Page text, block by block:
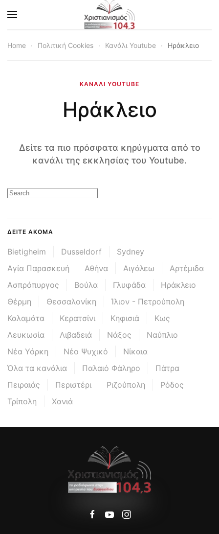
Skip to main content
Home Πολιτική Cookies Κανάλι Youtube Ηράκλειο
ΚΑΝΆΛΙ YOUTUBE
Ηράκλειο
Δείτε τα πιο πρόσφατα κηρύγματα από το
κανάλι της εκκλησίας του Youtube.
ΔΕΊΤΕ ΑΚΌΜΑ
Bietigheim Dusseldorf
Sydney
Αγία Παρασκευή
Αθήνα Αιγάλεω
Αρτέμιδα
Ασπρόπυργος
Βούλα Γλυφάδα
Ηράκλειο
Θέρμη
Θεσσαλονίκη
Ίλιον - Πετρούπολη
Καλαμάτα
Κερατσίνι Κηφισιά
Κως
Λευκωσία
Λιβαδειά Νάξος
Ναύπλιο
Νέα Υόρκη
Νέο Ψυχικό
Νίκαια
Όλα τα κανάλια
Παλαιό Φάληρο
Πάτρα
Πειραιάς
Περιστέρι Ριζούπολη
Ρόδος
Τρίπολη
Χανιά